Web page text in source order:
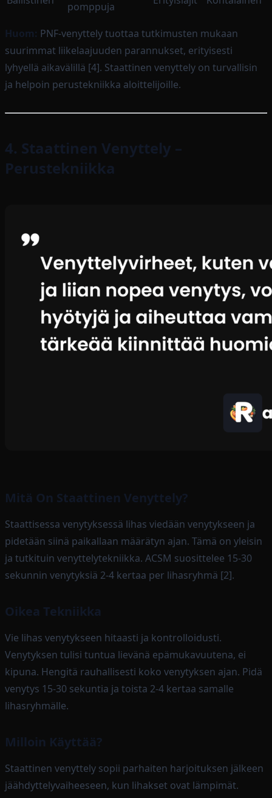
pomppuja
Huom: PNF-venyttely tuottaa tutkimusten mukaan
suurimmat liikelaajuuden parannukset, erityisesti
lyhyellä aikavälillä [4]. Staattinen venyttely on turvallisin
ja helpoin perustekniikka aloittelijoille.
4. Staattinen Venyttely –
Perustekniikka
Mitä On Staattinen Venyttely?
Staattisessa venytyksessä lihas viedään venytykseen ja
pidetään siinä paikallaan määrätyn ajan. Tämä on yleisin
ja tutkituin venyttelytekniikka. ACSM suosittelee 15-30
sekunnin venytyksiä 2-4 kertaa per lihasryhmä [2].
Oikea Tekniikka
Vie lihas venytykseen hitaasti ja kontrolloidusti.
Venytyksen tulisi tuntua lievänä epämukavuutena, ei
kipuna. Hengitä rauhallisesti koko venytyksen ajan. Pidä
venytys 15-30 sekuntia ja toista 2-4 kertaa samalle
lihasryhmälle.
Milloin Käyttää?
Staattinen venyttely sopii parhaiten harjoituksen jälkeen
jäähdyttelyvaiheeseen, kun lihakset ovat lämpimät.